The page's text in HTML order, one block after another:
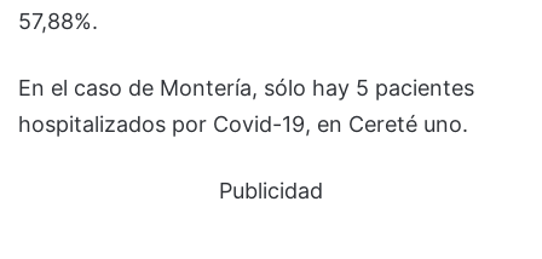
57,88%.
En el caso de Montería, sólo hay 5 pacientes
hospitalizados por Covid-19, en Cereté uno.
Publicidad